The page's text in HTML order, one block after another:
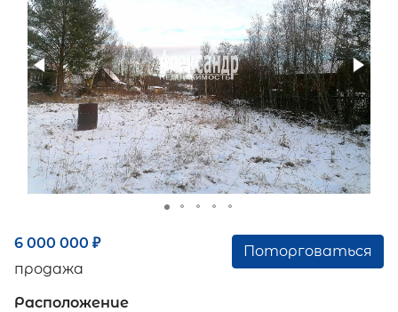
6 000 000 ₽
продажа
Поторговаться
Расположение